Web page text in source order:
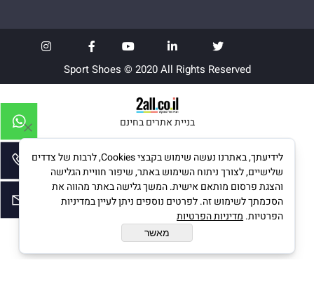
Sport Shoes © 2020 All Rights Reserved
בניית אתרים בחינם
לידיעתך, באתרנו נעשה שימוש בקבצי Cookies, לרבות של צדדים
שלישיים, לצורך ניתוח השימוש באתר, שיפור חוויית הגלישה
והצגת פרסום מותאם אישית. המשך גלישה באתר מהווה את
הסכמתך לשימוש זה. לפרטים נוספים ניתן לעיין במדיניות
הפרטיות. מדיניות הפרטיות
מאשר